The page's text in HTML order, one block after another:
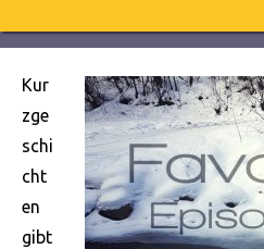
Kur
zge
schi
cht
en
gibt